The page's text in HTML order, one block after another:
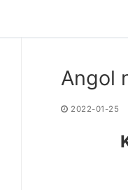
Angol
2022-01-25